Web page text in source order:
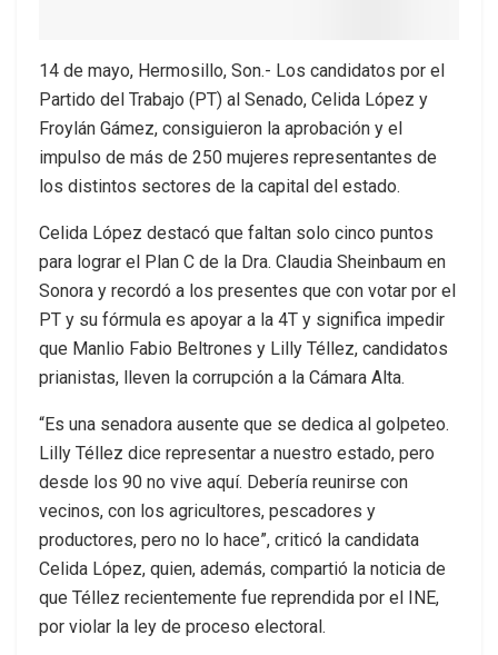
14 de mayo, Hermosillo, Son.- Los candidatos por el
Partido del Trabajo (PT) al Senado, Celida López y
Froylán Gámez, consiguieron la aprobación y el
impulso de más de 250 mujeres representantes de
los distintos sectores de la capital del estado.
Celida López destacó que faltan solo cinco puntos
para lograr el Plan C de la Dra. Claudia Sheinbaum en
Sonora y recordó a los presentes que con votar por el
PT y su fórmula es apoyar a la 4T y significa impedir
que Manlio Fabio Beltrones y Lilly Téllez, candidatos
prianistas, lleven la corrupción a la Cámara Alta.
“Es una senadora ausente que se dedica al golpeteo.
Lilly Téllez dice representar a nuestro estado, pero
desde los 90 no vive aquí. Debería reunirse con
vecinos, con los agricultores, pescadores y
productores, pero no lo hace”, criticó la candidata
Celida López, quien, además, compartió la noticia de
que Téllez recientemente fue reprendida por el INE,
por violar la ley de proceso electoral.